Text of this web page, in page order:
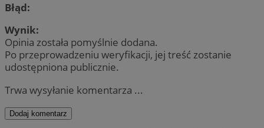
Błąd:
Wynik:
Opinia została pomyślnie dodana.
Po przeprowadzeniu weryfikacji, jej treść zostanie
udostępniona publicznie.
Trwa wysyłanie komentarza ...
Dodaj komentarz